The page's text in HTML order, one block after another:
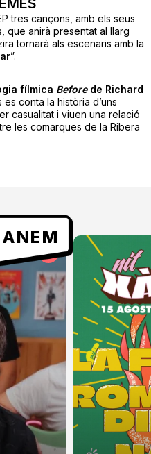
tres cançons, amb els seus
que anirà presentat al llarg
tornarà als escenaris amb la
”.
fílmica Beforede Richard
es conta la història d’uns
casualitat i viuen una relació
les comarques de la Ribera